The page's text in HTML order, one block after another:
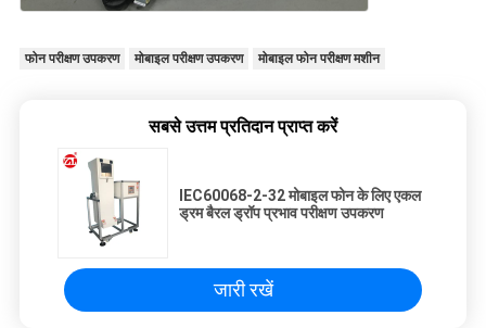
फोन परीक्षण उपकरण मोबाइल परीक्षण उपकरण मोबाइल फोन परीक्षण मशीन
सबसे उत्तम प्रतिदान प्राप्त करें
IEC60068-2-32 मोबाइल फोन के लिए एकल
ड्रम बैरल ड्रॉप प्रभाव परीक्षण उपकरण
जारी रखें